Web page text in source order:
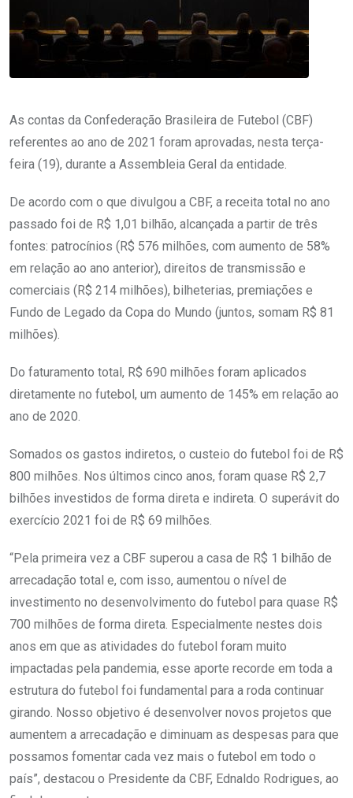
As contas da Confederação Brasileira de Futebol (CBF)
referentes ao ano de 2021 foram aprovadas, nesta terça-
feira (19), durante a Assembleia Geral da entidade.
De acordo com o que divulgou a CBF, a receita total no ano
passado foi de R$ 1,01 bilhão, alcançada a partir de três
fontes: patrocínios (R$ 576 milhões, com aumento de 58%
em relação ao ano anterior), direitos de transmissão e
comerciais (R$ 214 milhões), bilheterias, premiações e
Fundo de Legado da Copa do Mundo (juntos, somam R$ 81
milhões).
Do faturamento total, R$ 690 milhões foram aplicados
diretamente no futebol, um aumento de 145% em relação ao
ano de 2020.
Somados os gastos indiretos, o custeio do futebol foi de R$
800 milhões. Nos últimos cinco anos, foram quase R$ 2,7
bilhões investidos de forma direta e indireta. O superávit do
exercício 2021 foi de R$ 69 milhões.
“Pela primeira vez a CBF superou a casa de R$ 1 bilhão de
arrecadação total e, com isso, aumentou o nível de
investimento no desenvolvimento do futebol para quase R$
700 milhões de forma direta. Especialmente nestes dois
anos em que as atividades do futebol foram muito
impactadas pela pandemia, esse aporte recorde em toda a
estrutura do futebol foi fundamental para a roda continuar
girando. Nosso objetivo é desenvolver novos projetos que
aumentem a arrecadação e diminuam as despesas para que
possamos fomentar cada vez mais o futebol em todo o
país”, destacou o Presidente da CBF, Ednaldo Rodrigues, ao